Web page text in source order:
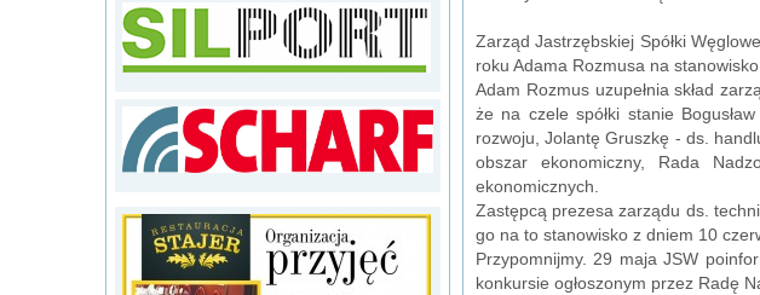
Zarząd Jastrzębskiej Spółki
roku Adama Rozmusa na
Adam Rozmus uzupełnia skład
że na czele spółki stanie
rozwoju, Jolantę Gruszkę - ds.
obszar ekonomiczny, Rada
ekonomicznych.
Zastępcą prezesa zarządu ds.
go na to stanowisko z dniem 10
Przypomnijmy. 29 maja JSW
konkursie ogłoszonym przez Radę